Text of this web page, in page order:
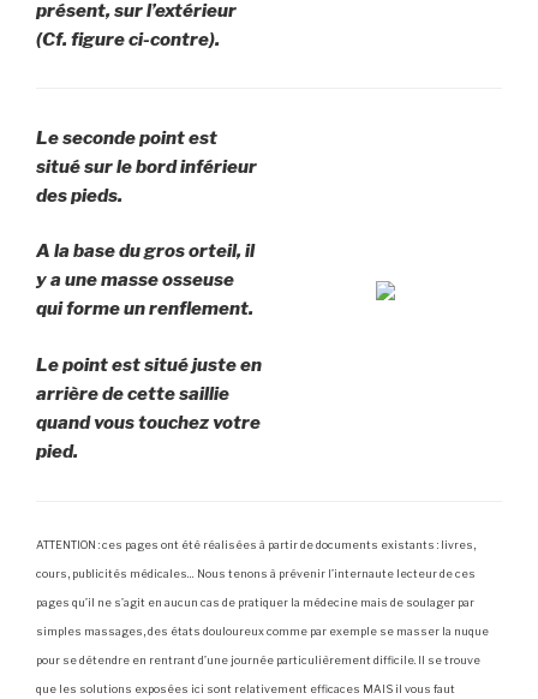
présent, sur l’extérieur
(Cf. figure ci-contre).
Le seconde point est
situé sur le bord inférieur
des pieds.
A la base du gros orteil, il
y a une masse osseuse
qui forme un renflement.
Le point est situé juste en
arrière de cette saillie
quand vous touchez votre
pied.
ATTENTION : ces pages ont été réalisées à partir de documents existants : livres,
cours, publicités médicales… Nous tenons à prévenir l’internaute lecteur de ces
pages qu’il ne s’agit en aucun cas de pratiquer la médecine mais de soulager par
simples massages, des états douloureux comme par exemple se masser la nuque
pour se détendre en rentrant d’une journée particulièrement difficile. Il se trouve
que les solutions exposées ici sont relativement efficaces MAIS il vous faut